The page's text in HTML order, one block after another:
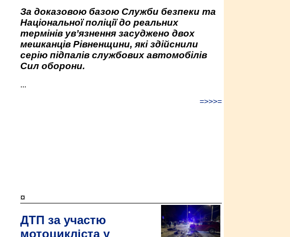
За доказовою базою Служби безпеки та
Національної поліції до реальних
термінів ув’язнення засуджено двох
мешканців Рівненщини, які здійснили
серію підпалів службових автомобілів
Сил оборони.
...
=>>>=
¤
ДТП за участю
мотоцикліста у